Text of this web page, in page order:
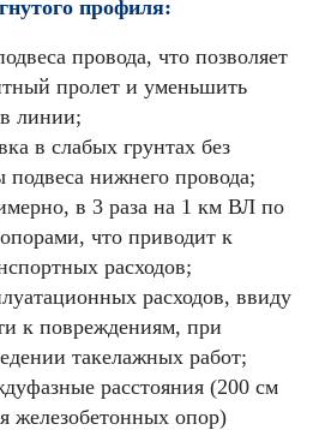
профиля:
провода, что позволяет
пролет и уменьшить
линии;
в слабых грунтах без
нижнего провода;
в 3 раза на 1 км ВЛ по
что приводит к
расходов;
расходов, ввиду
к повреждениям, при
такелажных работ;
расстояния (200 см
железобетонных опор)